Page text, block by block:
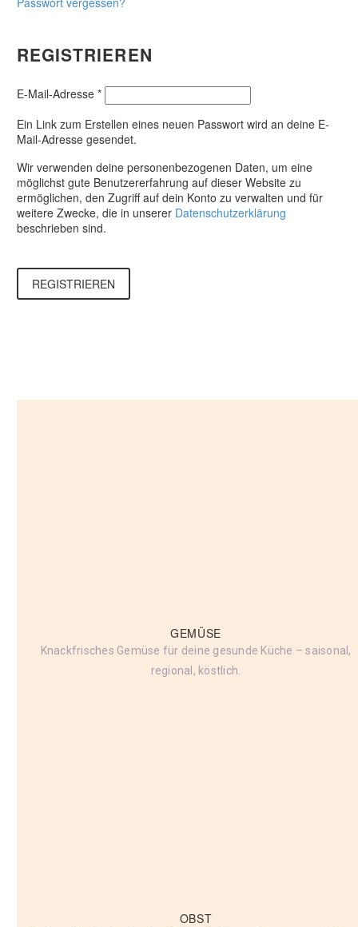
REGISTRIEREN
E-Mail-Adresse *Erforderlich
Ein Link zum Erstellen eines neuen Passwort wird an deine E-
Mail-Adresse gesendet.
Wir verwenden deine personenbezogenen Daten, um eine
möglichst gute Benutzererfahrung auf dieser Website zu
ermöglichen, den Zugriff auf dein Konto zu verwalten und für
weitere Zwecke, die in unserer Datenschutzerklärung
beschrieben sind.
REGISTRIEREN
GEMÜSE
Knackfrisches Gemüse für deine gesunde Küche – saisonal,
regional, köstlich.
OBST